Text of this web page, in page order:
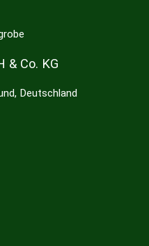
& Co. KG
Deutschland